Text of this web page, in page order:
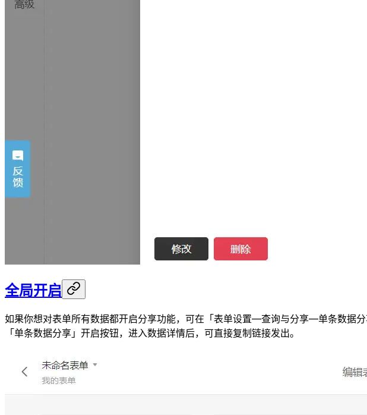
全局开启
如果你想对表单所有数据都开启分享功能，可在「表单设置—查询与分享—单条数据
「单条数据分享」开启按钮，进入数据详情后，可直接复制链接发出。